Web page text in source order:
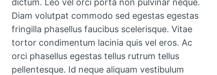
dictum. Leo vel orci porta non pulvinar neque.
Diam volutpat commodo sed egestas egestas
fringilla phasellus faucibus scelerisque. Vitae
tortor condimentum lacinia quis vel eros. Ac
orci phasellus egestas tellus rutrum tellus
pellentesque. Id neque aliquam vestibulum